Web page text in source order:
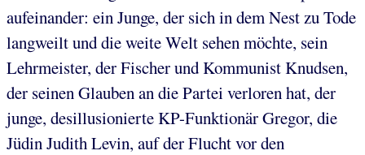
aufeinander: ein Junge, der sich in dem Nest zu Tode
langweilt und die weite Welt sehen möchte, sein
Lehrmeister, der Fischer und Kommunist Knudsen,
der seinen Glauben an die Partei verloren hat, der
junge, desillusionierte KP-Funktionär Gregor, die
Jüdin Judith Levin, auf der Flucht vor den